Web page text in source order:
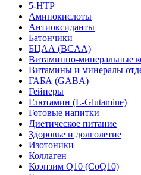
5-HTP
Аминокислоты
Антиоксиданты
Батончики
БЦАА (BCAA)
Витаминно-минеральные
Витамины и минералы
ГАБА (GABA)
Гейнеры
Глютамин (L-Glutamine)
Готовые напитки
Диетическое питание
Здоровье и долголетие
Изотоники
Коллаген
Коэнзим Q10 (CoQ10)